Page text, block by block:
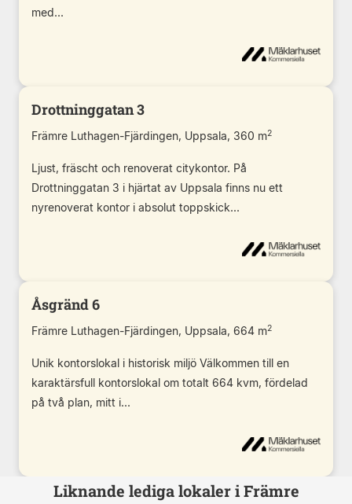
med...
Drottninggatan 3
Främre Luthagen-Fjärdingen, Uppsala, 360 m2
Ljust, fräscht och renoverat citykontor. På
Drottninggatan 3 i hjärtat av Uppsala finns nu ett
nyrenoverat kontor i absolut toppskick...
Åsgränd 6
Främre Luthagen-Fjärdingen, Uppsala, 664 m2
Unik kontorslokal i historisk miljö Välkommen till en
karaktärsfull kontorslokal om totalt 664 kvm, fördelad
på två plan, mitt i...
Liknande lediga lokaler i Främre